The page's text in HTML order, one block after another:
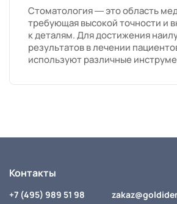
Стоматология — это область
требующая высокой точности и
к деталям. Для достижения
результатов в лечении
используют различные
Контакты
+7 (495) 989 51 98